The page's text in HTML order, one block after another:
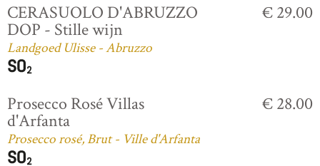
CERASUOLO D'ABRUZZO
DOP - Stille wijn
Landgoed Ulisse - Abruzzo
€ 29.00
Prosecco Rosé Villas
d'Arfanta
Prosecco rosé, Brut - Ville d'Arfanta
€ 28.00